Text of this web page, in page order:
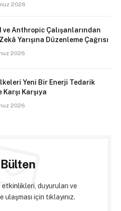
2026
ve Anthropic Çalışanlarından
Yarışına Düzenleme Çağrısı
2026
Yeni Bir Enerji Tedarik
Karşıya
2026
Bülten
duyuruları ve
için tıklayınız.